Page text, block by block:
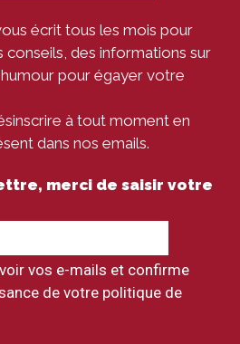
écrit tous les mois pour
des informations sur
pour égayer votre
à tout moment en
dans nos emails.
merci de saisir votre
vos e-mails et confirme
de votre politique de